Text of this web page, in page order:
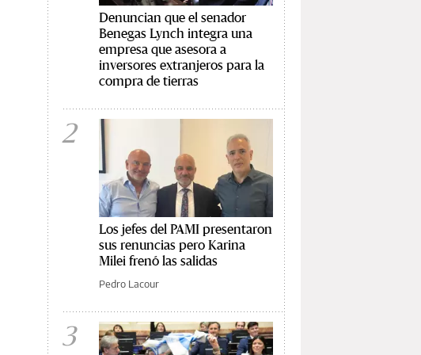
Denuncian que el senador
Benegas Lynch integra una
empresa que asesora a
inversores extranjeros para la
compra de tierras
2
Los jefes del PAMI presentaron
sus renuncias pero Karina
Milei frenó las salidas
Pedro Lacour
3